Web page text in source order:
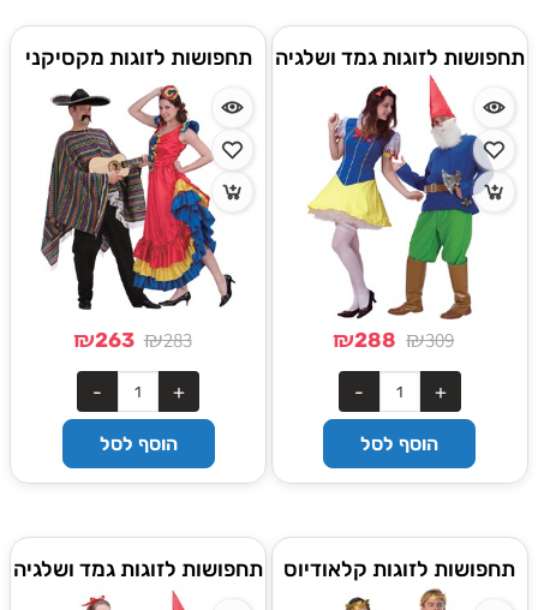
תחפושות לזוגות גמד ושלגיה
₪309
₪288
הוסף לסל
תחפושות לזוגות מקסיקני
וספרדיה
₪283
₪263
הוסף לסל
תחפושות לזוגות קלאודיוס
ויווניה
תחפושות לזוגות גמד ושלגיה
מהאגדות